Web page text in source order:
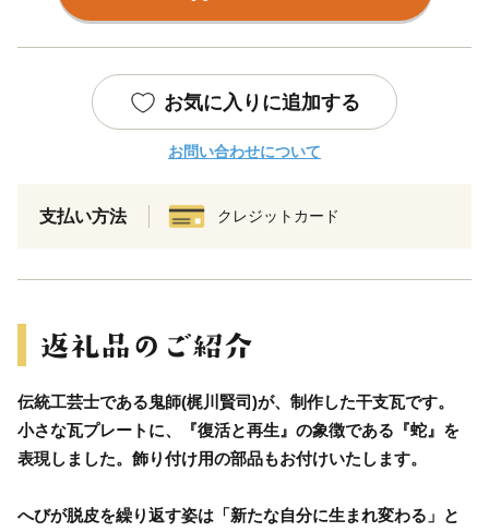
お気に入りに追加する
お問い合わせについて
支払い方法 クレジットカード
伝統工芸士である鬼師(梶川賢司)が、制作した干支瓦です。
小さな瓦プレートに、『復活と再生』の象徴である『蛇』を
表現しました。飾り付け用の部品もお付けいたします。
へびが脱皮を繰り返す姿は「新たな自分に生まれ変わる」と